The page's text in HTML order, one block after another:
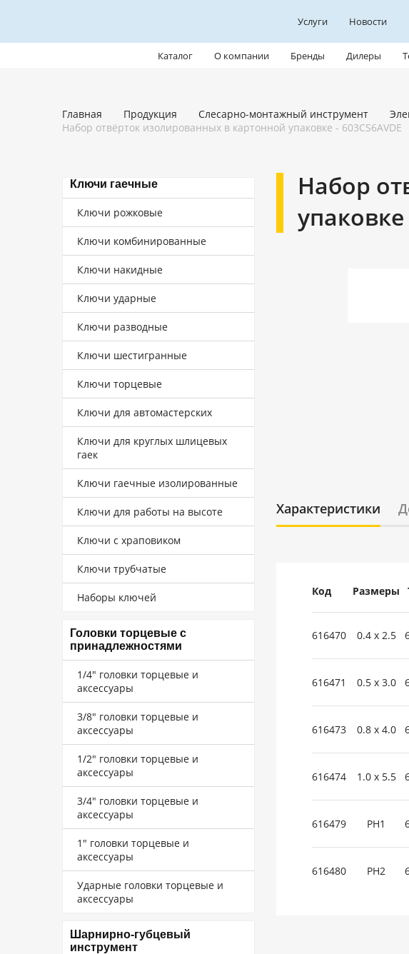
Услуги Новости
Каталог О компании Бренды Дилеры
Главная Продукция Слесарно-монтажный инструмент
Набор отвёрток изолированных в картонной упаковке - 603CS6AVDE
Ключи гаечные
Ключи рожковые
Ключи комбинированные
Ключи накидные
Ключи ударные
Ключи разводные
Ключи шестигранные
Ключи торцевые
Ключи для автомастерских
Ключи для круглых шлицевых
гаек
Ключи гаечные изолированные
Ключи для работы на высоте
Ключи с храповиком
Ключи трубчатые
Наборы ключей
Головки торцевые с
принадлежностями
1/4" головки торцевые и
аксессуары
3/8" головки торцевые и
аксессуары
1/2" головки торцевые и
аксессуары
3/4" головки торцевые и
аксессуары
1" головки торцевые и
аксессуары
Ударные головки торцевые и
аксессуары
Шарнирно-губцевый
инструмент
Набор
упаковке
Характеристики
Код Размеры
616470 0.4 x 2.5
616471 0.5 x 3.0
616473 0.8 x 4.0
616474 1.0 x 5.5
616479 PH1
616480 PH2